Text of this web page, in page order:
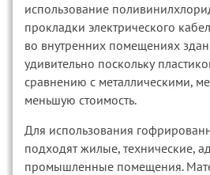
использование
прокладки электрического
во внутренних помещениях
удивительно поскольку
сравнению с металлическими,
меньшую стоимость.
Для использования
подходят жилые, технические,
промышленные помещения.